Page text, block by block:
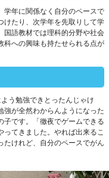
学年に関係なく自分のペースで
けたり、次学年を先取りして学
国語教材では理科的分野や社会
科への興味も持たせられる点が
う勉強できとったんじゃけ
強が全然わからんようになった
子です。「徹夜でゲームできる
てきました。やれば出来るこ
たけれど、自分のペースでがん